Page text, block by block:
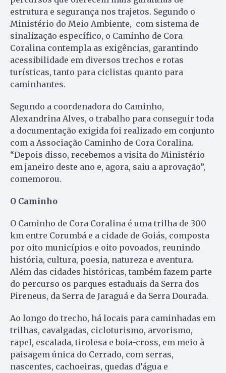
estrutura e segurança nos trajetos. Segundo o
Ministério do Meio Ambiente, com sistema de
sinalização específico, o Caminho de Cora
Coralina contempla as exigências, garantindo
acessibilidade em diversos trechos e rotas
turísticas, tanto para ciclistas quanto para
caminhantes.
Segundo a coordenadora do Caminho,
Alexandrina Alves, o trabalho para conseguir toda
a documentação exigida foi realizado em conjunto
com a Associação Caminho de Cora Coralina.
“Depois disso, recebemos a visita do Ministério
em janeiro deste ano e, agora, saiu a aprovação”,
comemorou.
O Caminho
O Caminho de Cora Coralina é uma trilha de 300
km entre Corumbá e a cidade de Goiás, composta
por oito municípios e oito povoados, reunindo
história, cultura, poesia, natureza e aventura.
Além das cidades históricas, também fazem parte
do percurso os parques estaduais da Serra dos
Pireneus, da Serra de Jaraguá e da Serra Dourada.
Ao longo do trecho, há locais para caminhadas em
trilhas, cavalgadas, cicloturismo, arvorismo,
rapel, escalada, tirolesa e boia-cross, em meio à
paisagem única do Cerrado, com serras,
nascentes, cachoeiras, quedas d’água e